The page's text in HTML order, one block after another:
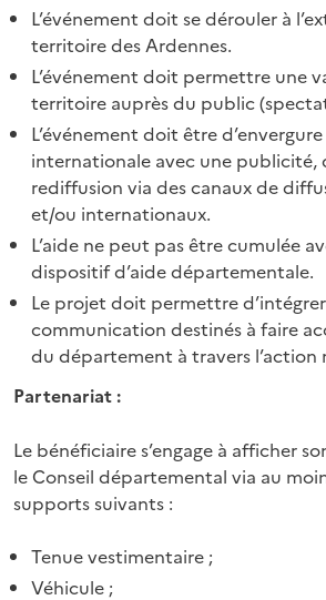
L’événement doit se dérouler à
territoire des Ardennes.
L’événement doit permettre une
territoire auprès du public
L’événement doit être
internationale avec une publicité,
rediffusion via des canaux de
et/ou internationaux.
L’aide ne peut pas être cumulée
dispositif d’aide départementale.
Le projet doit permettre
communication destinés à faire
du département à travers l’action
Partenariat :
Le bénéficiaire s’engage à afficher
le Conseil départemental via au
supports suivants :
Tenue vestimentaire ;
Véhicule ;